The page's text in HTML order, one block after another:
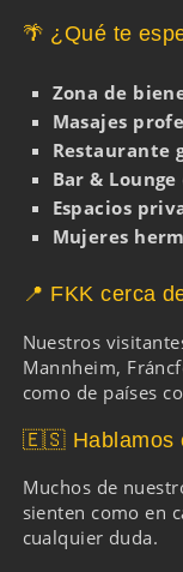
🌴 ¿Qué te
Zona de
Masajes
Restaurante
Bar & Lounge
Espacios
Mujeres
📍 FKK cerca
Nuestros
Mannheim,
como de países
🇪🇸 Hablamos
Muchos de
sienten como en
cualquier duda.